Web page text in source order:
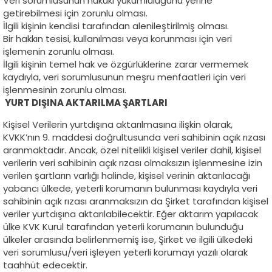
getirebilmesi için zorunlu olması.
İlgili kişinin kendisi tarafından alenileştirilmiş olması.
Bir hakkın tesisi, kullanılması veya korunması için veri
işlemenin zorunlu olması.
İlgili kişinin temel hak ve özgürlüklerine zarar vermemek
kaydıyla, veri sorumlusunun meşru menfaatleri için veri
işlenmesinin zorunlu olması.
YURT DIŞINA AKTARILMA ŞARTLARI
Kişisel Verilerin yurtdışına aktarılmasına ilişkin olarak,
KVKK’nın 9. maddesi doğrultusunda veri sahibinin açık rızası
aranmaktadır. Ancak, özel nitelikli kişisel veriler dahil, kişisel
verilerin veri sahibinin açık rızası olmaksızın işlenmesine izin
verilen şartların varlığı halinde, kişisel verinin aktarılacağı
yabancı ülkede, yeterli korumanın bulunması kaydıyla veri
sahibinin açık rızası aranmaksızın da Şirket tarafından kişisel
veriler yurtdışına aktarılabilecektir. Eğer aktarım yapılacak
ülke KVK Kurul tarafından yeterli korumanın bulunduğu
ülkeler arasında belirlenmemiş ise, Şirket ve ilgili ülkedeki
veri sorumlusu/veri işleyen yeterli korumayı yazılı olarak
taahhüt edecektir.